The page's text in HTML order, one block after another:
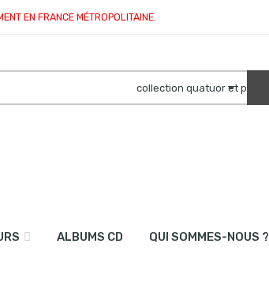
EN FRANCE MÉTROPOLITAINE.
ALBUMS CD QUI SOMMES-NOUS ?